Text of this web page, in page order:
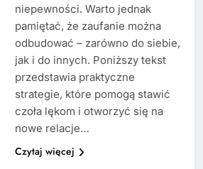
niepewności. Warto jednak
pamiętać, że zaufanie można
odbudować – zarówno do siebie,
jak i do innych. Poniższy tekst
przedstawia praktyczne
strategie, które pomogą stawić
czoła lękom i otworzyć się na
nowe relacje…
Czytaj więcej